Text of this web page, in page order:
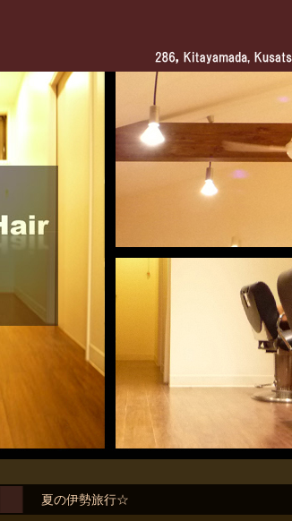
夏の伊勢旅行☆